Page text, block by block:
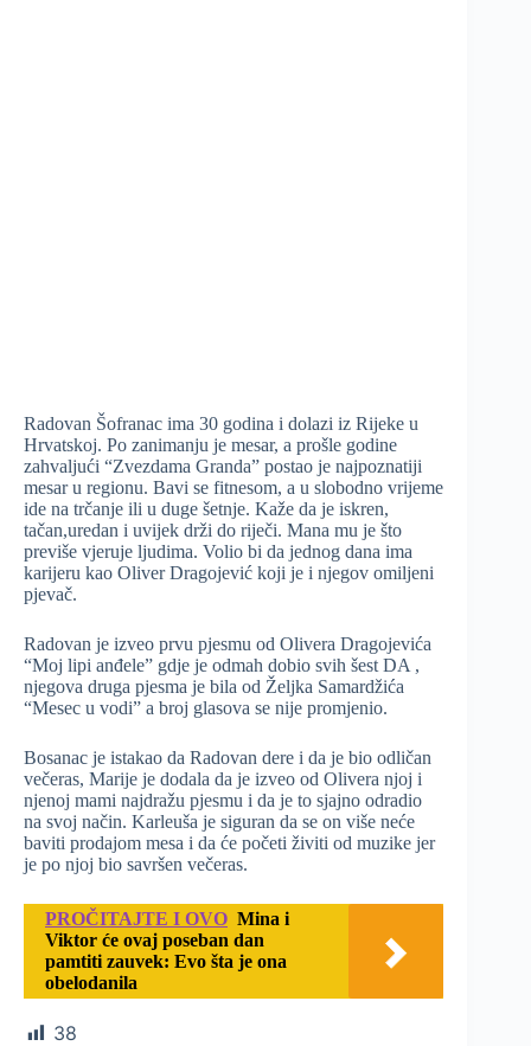
Radovan Šofranac ima 30 godina i dolazi iz Rijeke u
Hrvatskoj. Po zanimanju je mesar, a prošle godine
zahvaljući “Zvezdama Granda” postao je najpoznatiji
mesar u regionu. Bavi se fitnesom, a u slobodno vrijeme
ide na trčanje ili u duge šetnje. Kaže da je iskren,
tačan,uredan i uvijek drži do riječi. Mana mu je što
previše vjeruje ljudima. Volio bi da jednog dana ima
karijeru kao Oliver Dragojević koji je i njegov omiljeni
pjevač.
Radovan je izveo prvu pjesmu od Olivera Dragojevića
“Moj lipi anđele” gdje je odmah dobio svih šest DA ,
njegova druga pjesma je bila od Željka Samardžića
“Mesec u vodi” a broj glasova se nije promjenio.
Bosanac je istakao da Radovan dere i da je bio odličan
večeras, Marije je dodala da je izveo od Olivera njoj i
njenoj mami najdražu pjesmu i da je to sjajno odradio
na svoj način. Karleuša je siguran da se on više neće
baviti prodajom mesa i da će početi živiti od muzike jer
je po njoj bio savršen večeras.
PROČITAJTE I OVO Mina i
Viktor će ovaj poseban dan
pamtiti zauvek: Evo šta je ona
obelodanila
38